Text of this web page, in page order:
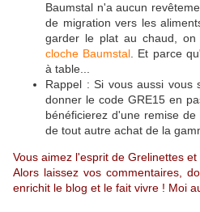
Baumstal n'a aucun
de migration vers les
garder le plat au chaud,
cloche Baumstal . Et parce
à table...
Rappel : Si vous aussi vous
donner le code GRE15 en
bénéficierez d'une remise
de tout autre achat de la
Vous aimez l'esprit de Grelinettes
Alors laissez vos commentaires,
enrichit le blog et le fait vivre ! Moi